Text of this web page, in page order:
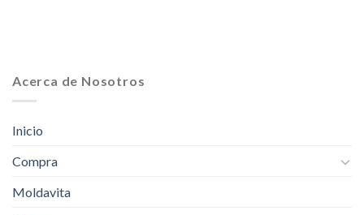
Acerca de Nosotros
Inicio
Compra
Moldavita